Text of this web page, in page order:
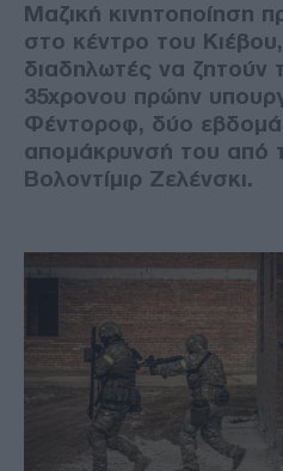
Μαζική κινητοποίηση
στο κέντρο του Κιέβου,
διαδηλωτές να ζητούν
35χρονου πρώην
Φέντοροφ, δύο
απομάκρυνσή του από
Βολοντίμιρ Ζελένσκι.